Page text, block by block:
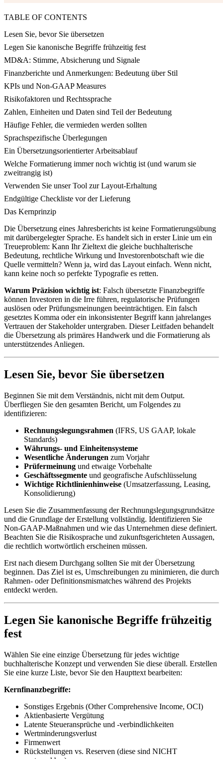
TABLE OF CONTENTS
Lesen Sie, bevor Sie übersetzen
Legen Sie kanonische Begriffe frühzeitig fest
MD&A: Stimme, Absicherung und Signale
Finanzberichte und Anmerkungen: Bedeutung über Stil
KPIs und Non-GAAP Measures
Risikofaktoren und Rechtssprache
Zahlen, Einheiten und Daten sind Teil der Bedeutung
Häufige Fehler, die vermieden werden sollten
Sprachspezifische Überlegungen
Ein Übersetzungsorientierter Arbeitsablauf
Welche Formatierung immer noch wichtig ist (und warum sie
zweitrangig ist)
Verwenden Sie unser Tool zur Layout-Erhaltung
Endgültige Checkliste vor der Lieferung
Das Kernprinzip
Die Übersetzung eines Jahresberichts ist keine Formatierungsübung
mit darübergelegter Sprache. Es handelt sich in erster Linie um ein
Treueproblem: Kann Ihr Zieltext die gleiche buchhalterische
Bedeutung, rechtliche Wirkung und Investorenbotschaft wie die
Quelle vermitteln? Wenn ja, wird das Layout einfach. Wenn nicht,
kann keine noch so perfekte Typografie es retten.
Warum Präzision wichtig ist: Falsch übersetzte Finanzbegriffe
können Investoren in die Irre führen, regulatorische Prüfungen
auslösen oder Prüfungsmeinungen beeinträchtigen. Ein falsch
gesetztes Komma oder ein inkonsistenter Begriff kann jahrelanges
Vertrauen der Stakeholder untergraben. Dieser Leitfaden behandelt
die Übersetzung als primäres Handwerk und die Formatierung als
unterstützendes Anliegen.
Lesen Sie, bevor Sie übersetzen
Beginnen Sie mit dem Verständnis, nicht mit dem Output.
Überfliegen Sie den gesamten Bericht, um Folgendes zu
identifizieren:
Rechnungslegungsrahmen (IFRS, US GAAP, lokale
Standards)
Währungs- und Einheitensysteme
Wesentliche Änderungen zum Vorjahr
Prüfermeinung und etwaige Vorbehalte
Geschäftssegmente und geografische Aufschlüsselung
Wichtige Richtlinienhinweise (Umsatzerfassung, Leasing,
Konsolidierung)
Lesen Sie die Zusammenfassung der Rechnungslegungsgrundsätze
und die Grundlage der Erstellung vollständig. Identifizieren Sie
Non-GAAP-Maßnahmen und wie das Unternehmen diese definiert.
Beachten Sie die Risikosprache und zukunftsgerichteten Aussagen,
die rechtlich wortwörtlich erscheinen müssen.
Erst nach diesem Durchgang sollten Sie mit der Übersetzung
beginnen. Das Ziel ist es, Umschreibungen zu minimieren, die durch
Rahmen- oder Definitionsmismatches während des Projekts
entdeckt werden.
Legen Sie kanonische Begriffe frühzeitig
fest
Wählen Sie eine einzige Übersetzung für jedes wichtige
buchhalterische Konzept und verwenden Sie diese überall. Erstellen
Sie eine kurze Liste, bevor Sie den Haupttext bearbeiten:
Kernfinanzbegriffe:
Sonstiges Ergebnis (Other Comprehensive Income, OCI)
Aktienbasierte Vergütung
Latente Steueransprüche und -verbindlichkeiten
Wertminderungsverlust
Firmenwert
Rückstellungen vs. Reserven (diese sind NICHT